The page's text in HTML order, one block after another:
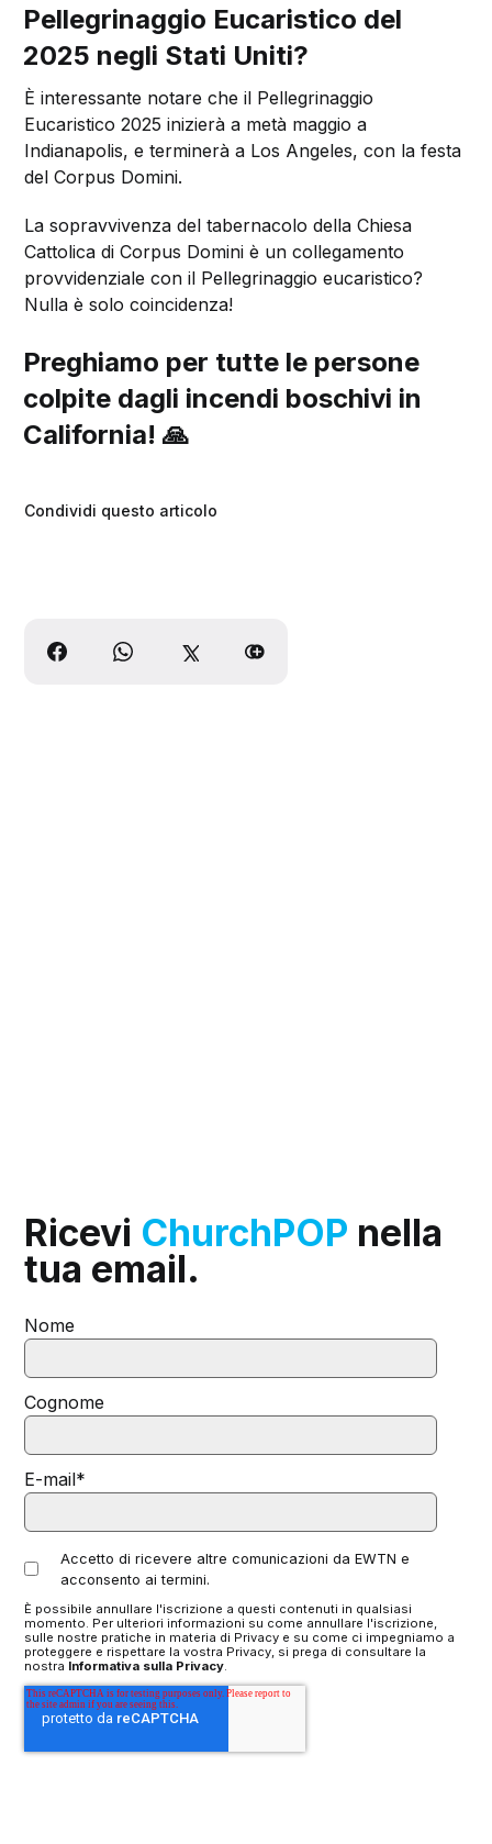
Pellegrinaggio Eucaristico del
2025 negli Stati Uniti?
È interessante notare che il Pellegrinaggio
Eucaristico 2025 inizierà a metà maggio a
Indianapolis, e terminerà a Los Angeles, con la festa
del Corpus Domini.
La sopravvivenza del tabernacolo della Chiesa
Cattolica di Corpus Domini è un collegamento
provvidenziale con il Pellegrinaggio eucaristico?
Nulla è solo coincidenza!
Preghiamo per tutte le persone
colpite dagli incendi boschivi in
California! 🙏
Condividi questo articolo
Ricevi ChurchPOP nella
tua email.
Nome
Cognome
E-mail*
Accetto di ricevere altre comunicazioni da EWTN e
acconsento ai termini.
È possibile annullare l'iscrizione a questi contenuti in qualsiasi
momento. Per ulteriori informazioni su come annullare l'iscrizione,
sulle nostre pratiche in materia di Privacy e su come ci impegniamo a
proteggere e rispettare la vostra Privacy, si prega di consultare la
nostra Informativa sulla Privacy.